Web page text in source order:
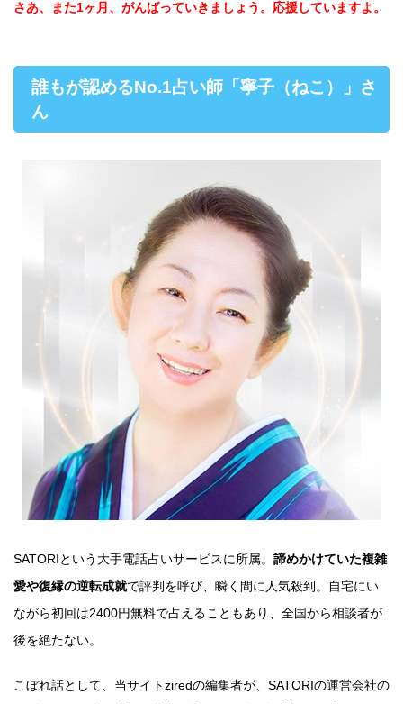
さあ、また1ヶ月、がんばっていきましょう。応援していますよ。
誰もが認めるNo.1占い師「寧子（ねこ）」さ
ん
SATORIという大手電話占いサービスに所属。 諦めかけていた複雑
愛や復縁の逆転成就で評判を呼び、瞬く間に人気殺到。自宅にい
ながら初回は2400円無料で占えることもあり、全国から相談者が
後を絶たない。
こぼれ話として、当サイトziredの編集者が、SATORIの運営会社の